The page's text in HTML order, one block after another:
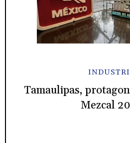
Tamaulipas,
Mezcal